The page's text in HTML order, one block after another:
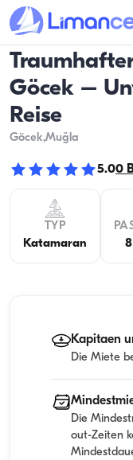
Göcek –
Reise
Göcek,Muğla
5.00
TYP
Katamaran
Kapitaen
Die Miete
Die
out-Zeiten